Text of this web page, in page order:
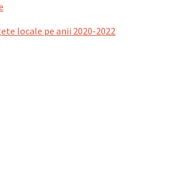
locale pe anii 2020-2022